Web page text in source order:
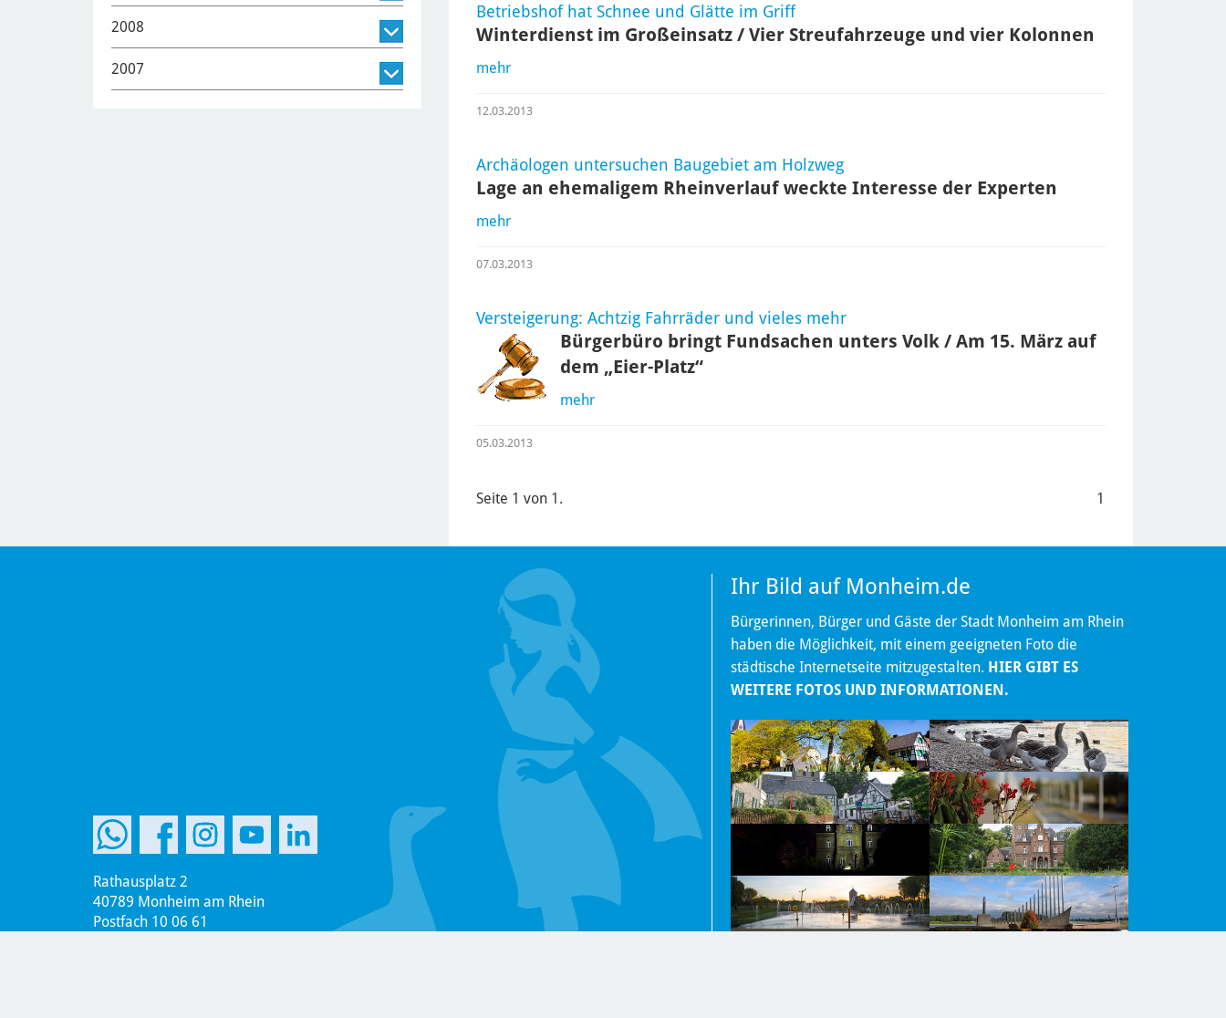
Betriebshof hat Schnee und Glätte im Griff
Winterdienst im Großeinsatz / Vier Streufahrzeuge und vier Kolonnen
mehr
12.03.2013
Archäologen untersuchen Baugebiet am Holzweg
Lage an ehemaligem Rheinverlauf weckte Interesse der Experten
mehr
07.03.2013
Versteigerung: Achtzig Fahrräder und vieles mehr
Bürgerbüro bringt Fundsachen unters Volk / Am 15. März auf
dem „Eier-Platz“
mehr
05.03.2013
Seite 1 von 1. 1
2008
2007
Rathausplatz 2
40789 Monheim am Rhein
Postfach 10 06 61
Ihr Bild auf Monheim.de
Bürgerinnen, Bürger und Gäste der Stadt Monheim am Rhein
haben die Möglichkeit, mit einem geeigneten Foto die
städtische Internetseite mitzugestalten. HIER GIBT ES
WEITERE FOTOS UND INFORMATIONEN.